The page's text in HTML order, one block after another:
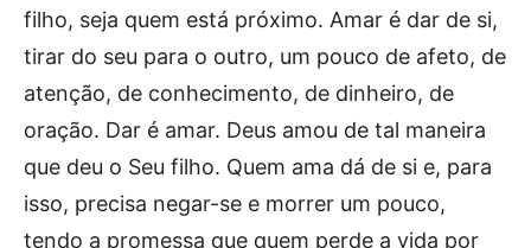
filho, seja quem está próximo. Amar é dar de si,
tirar do seu para o outro, um pouco de afeto, de
atenção, de conhecimento, de dinheiro, de
oração. Dar é amar. Deus amou de tal maneira
que deu o Seu filho. Quem ama dá de si e, para
isso, precisa negar-se e morrer um pouco,
tendo a promessa que quem perde a vida por